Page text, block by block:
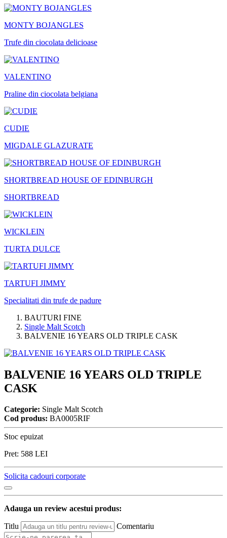
MONTY BOJANGLES
Trufe din ciocolata delicioase
VALENTINO
Praline din ciocolata belgiana
CUDIE
MIGDALE GLAZURATE
SHORTBREAD HOUSE OF EDINBURGH
SHORTBREAD
WICKLEIN
TURTA DULCE
TARTUFI JIMMY
Specialitati din trufe de padure
BAUTURI FINE
Single Malt Scotch
BALVENIE 16 YEARS OLD TRIPLE CASK
BALVENIE 16 YEARS OLD TRIPLE
CASK
Categorie: Single Malt Scotch
Cod produs: BA0005RIF
Stoc epuizat
Pret: 588 LEI
Solicita cadouri corporate
Adauga un review acestui produs:
Titlu Comentariu